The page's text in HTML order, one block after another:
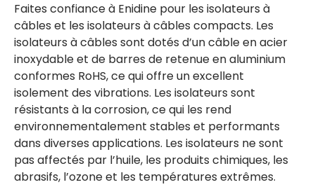
Faites confiance à Enidine pour les isolateurs à
câbles et les isolateurs à câbles compacts. Les
isolateurs à câbles sont dotés d’un câble en acier
inoxydable et de barres de retenue en aluminium
conformes RoHS, ce qui offre un excellent
isolement des vibrations. Les isolateurs sont
résistants à la corrosion, ce qui les rend
environnementalement stables et performants
dans diverses applications. Les isolateurs ne sont
pas affectés par l’huile, les produits chimiques, les
abrasifs, l’ozone et les températures extrêmes.